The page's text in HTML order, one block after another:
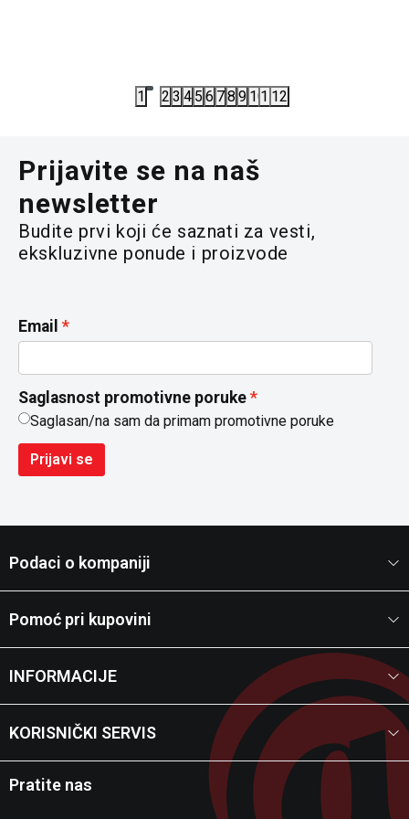
1 2 3 4 5 6 78 9 101112
Prijavite se na naš
newsletter
Budite prvi koji će saznati za vesti,
ekskluzivne ponude i proizvode
Email
Saglasnost promotivne poruke
Saglasan/na sam da primam promotivne poruke
Prijavi se
Podaci o kompaniji
Pomoć pri kupovini
INFORMACIJE
KORISNIČKI SERVIS
Pratite nas